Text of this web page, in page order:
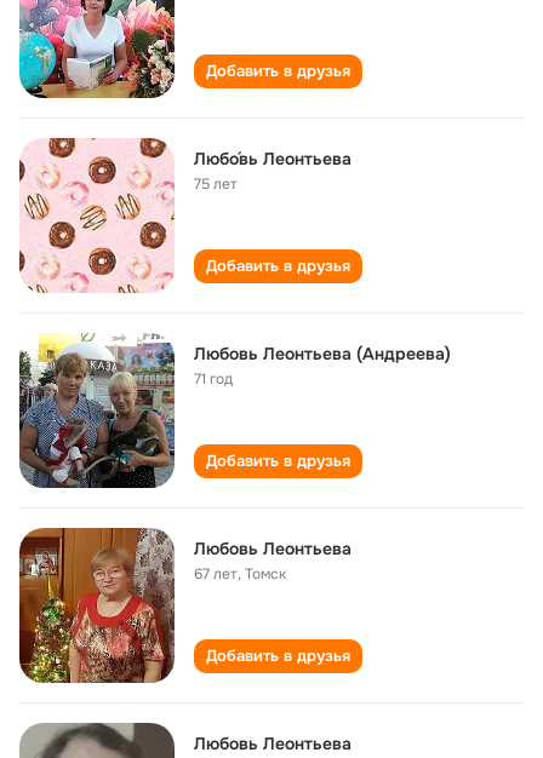
Добавить в друзья
Любо́вь Леонтьева
75 лет
Добавить в друзья
Любовь Леонтьева (Андреева)
71 год
Добавить в друзья
Любовь Леонтьева
67 лет,Томск
Добавить в друзья
Любовь Леонтьева